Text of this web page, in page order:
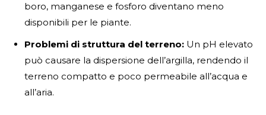
boro, manganese e fosforo diventano meno
disponibili per le piante.
Problemi di struttura del terreno: Un pH elevato
può causare la dispersione dell’argilla, rendendo il
terreno compatto e poco permeabile all’acqua e
all’aria.